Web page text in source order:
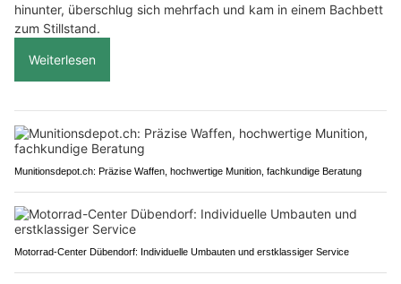
hinunter, überschlug sich mehrfach und kam in einem Bachbett
zum Stillstand.
Weiterlesen
Munitionsdepot.ch: Präzise Waffen, hochwertige Munition, fachkundige Beratung
Motorrad-Center Dübendorf: Individuelle Umbauten und erstklassiger Service